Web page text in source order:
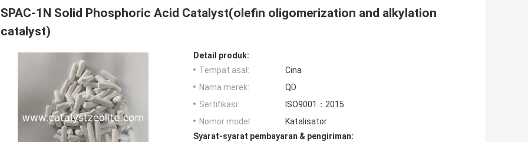
SPAC-1N Solid Phosphoric Acid Catalyst(olefin oligomerization and alkylation
catalyst)
Detail produk:
Tempat asal:
Cina
Nama merek:
QD
Sertifikasi:
ISO9001：2015
Nomor model:
Katalisator
Syarat-syarat pembayaran & pengiriman: